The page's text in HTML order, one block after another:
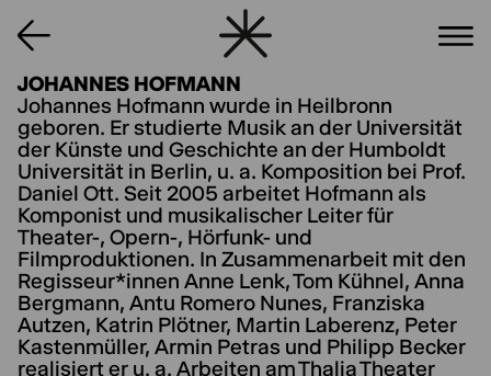
JOHANNES HOFMANN
Johannes Hofmann wurde in Heilbronn
geboren. Er studierte Musik an der Universität
der Künste und Geschichte an der Humboldt
Universität in Berlin, u. a. Komposition bei Prof.
Daniel Ott. Seit 2005 arbeitet Hofmann als
Komponist und musikalischer Leiter für
Theater-, Opern-, Hörfunk- und
Filmproduktionen. In Zusammenarbeit mit den
Regisseur*innen Anne Lenk, Tom Kühnel, Anna
Bergmann, Antu Romero Nunes, Franziska
Autzen, Katrin Plötner, Martin Laberenz, Peter
Kastenmüller, Armin Petras und Philipp Becker
realisiert er u. a. Arbeiten am Thalia Theater